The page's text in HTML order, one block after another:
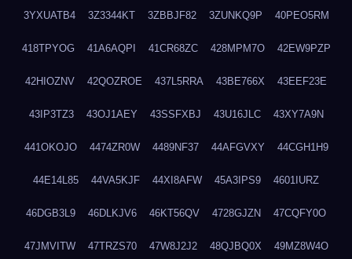
3YXUATB4 3Z3344KT 3ZBBJF82 3ZUNKQ9P 40PEO5RM
418TPYOG 41A6AQPI 41CR68ZC 428MPM7O 42EW9PZP
42HIOZNV 42QOZROE 437L5RRA 43BE766X 43EEF23E
43IP3TZ3 43OJ1AEY 43SSFXBJ 43U16JLC 43XY7A9N
441OKOJO 4474ZR0W 4489NF37 44AFGVXY 44CGH1H9
44E14L85 44VA5KJF 44XI8AFW 45A3IPS9 4601IURZ
46DGB3L9 46DLKJV6 46KT56QV 4728GJZN 47CQFY0O
47JMVITW 47TRZS70 47W8J2J2 48QJBQ0X 49MZ8W4O